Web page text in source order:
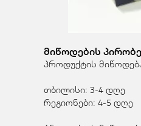
მიწოდების
პროდუქტის
თბილისი: 3-4 დღე
რეგიონები: 4-5 დღე